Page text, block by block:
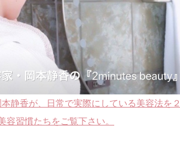
静香が、日常で実際にしている美容法を
容習慣たちをご覧下さい。